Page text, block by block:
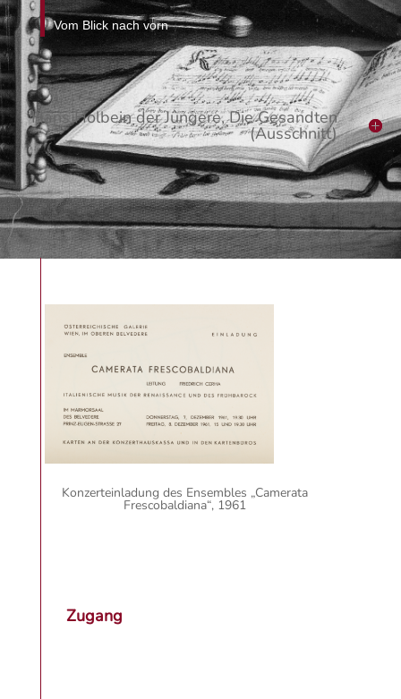
Vom Blick nach vorn
Hans Holbein der Jüngere, Die Gesandten
(Ausschnitt)
Konzerteinladung des Ensembles „Camerata
Frescobaldiana“, 1961
Zugang